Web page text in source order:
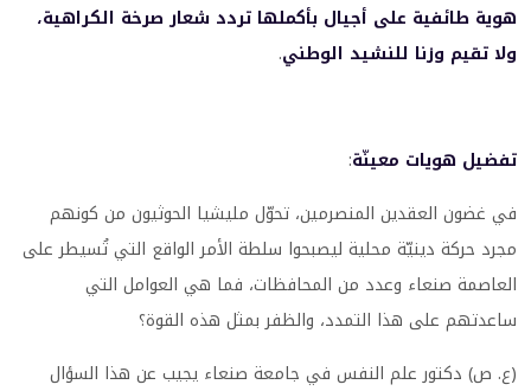
هوية طائفية على أجيال بأكملها تردد شعار صرخة الكراهية،
ولا تقيم وزنا للنشيد الوطني.
تفضيل هويات معينّة:
في غضون العقدين المنصرمين، تحوّل مليشيا الحوثيون من كونهم
مجرد حركة دينيّة محلية ليصبحوا سلطة الأمر الواقع التي تُسيطر على
العاصمة صنعاء وعدد من المحافظات، فما هي العوامل التي
ساعدتهم على هذا التمدد، والظفر بمثل هذه القوة؟
(ع. ص) دكتور علم النفس في جامعة صنعاء يجيب عن هذا السؤال